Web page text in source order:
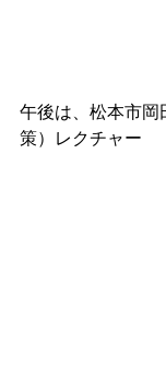
午後は、松本市岡
策）レクチャー